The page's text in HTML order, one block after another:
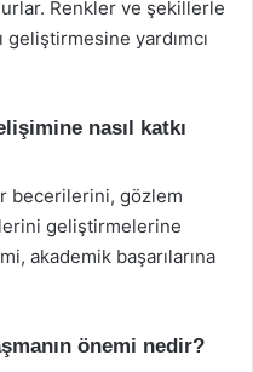
Renkler ve şekillerle
geliştirmesine yardımcı
nasıl katkı
becerilerini, gözlem
geliştirmelerine
akademik başarılarına
önemi nedir?